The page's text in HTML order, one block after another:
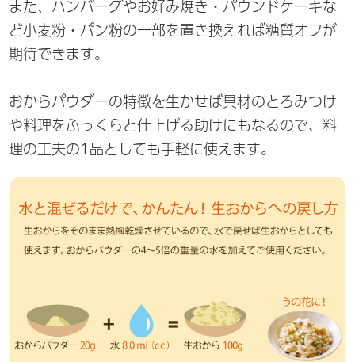
また、ハンバーグやお好み焼き・パウンドケーキな
ど小麦粉・パン粉の一部を置き換えれば糖質オフが
期待できます。
おからパウダーの特徴を生かせば具材のとろみつけ
や料理をふっくらと仕上げる助けにもなるので、料
理の工夫の1品としても手軽に使えます。